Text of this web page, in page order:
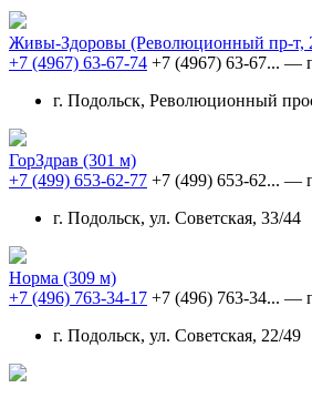
Живы-Здоровы (Революционный пр-т,
+7 (4967) 63-67-74 +7 (4967) 63-67... —
г. Подольск, Революционный
ГорЗдрав (301 м)
+7 (499) 653-62-77 +7 (499) 653-62... —
г. Подольск, ул. Советская, 33/44
Норма (309 м)
+7 (496) 763-34-17 +7 (496) 763-34... —
г. Подольск, ул. Советская, 22/49